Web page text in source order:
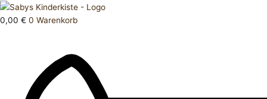
Zum
Inhalt
0,00 € 0 Warenkorb
Products
search
Jacke
92